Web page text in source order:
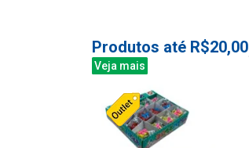
Produtos até R$20,00
Veja mais